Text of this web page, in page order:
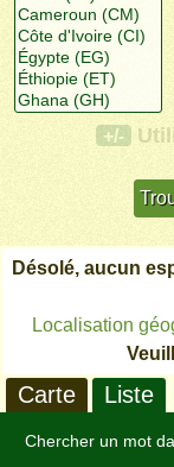
+/-
Désolé, aucun
Localisation
Carte Liste
Chercher un mot